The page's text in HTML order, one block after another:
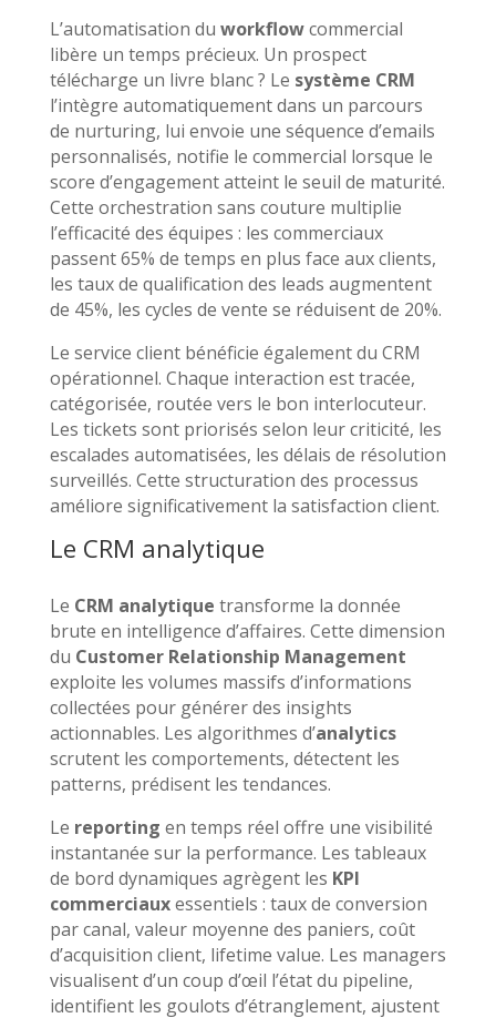
L’automatisation du workflowcommercial
libère un temps précieux. Un prospect
télécharge un livre blanc ? Le système CRM
l’intègre automatiquement dans un parcours
de nurturing, lui envoie une séquence d’emails
personnalisés, notifie le commercial lorsque le
score d’engagement atteint le seuil de maturité.
Cette orchestration sans couture multiplie
l’efficacité des équipes : les commerciaux
passent 65% de temps en plus face aux clients,
les taux de qualification des leads augmentent
de 45%, les cycles de vente se réduisent de 20%.
Le service client bénéficie également du CRM
opérationnel. Chaque interaction est tracée,
catégorisée, routée vers le bon interlocuteur.
Les tickets sont priorisés selon leur criticité, les
escalades automatisées, les délais de résolution
surveillés. Cette structuration des processus
améliore significativement la satisfaction client.
Le CRM analytique
Le CRM analytique transforme la donnée
brute en intelligence d’affaires. Cette dimension
du Customer Relationship Management
exploite les volumes massifs d’informations
collectées pour générer des insights
actionnables. Les algorithmes d’analytics
scrutent les comportements, détectent les
patterns, prédisent les tendances.
Le reporting en temps réel offre une visibilité
instantanée sur la performance. Les tableaux
de bord dynamiques agrègent les KPI
commerciauxessentiels : taux de conversion
par canal, valeur moyenne des paniers, coût
d’acquisition client, lifetime value. Les managers
visualisent d’un coup d’œil l’état du pipeline,
identifient les goulots d’étranglement, ajustent